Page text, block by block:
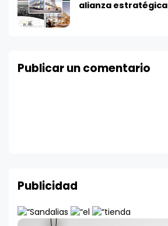
alianza estratégica
Publicar un comentario
Publicidad